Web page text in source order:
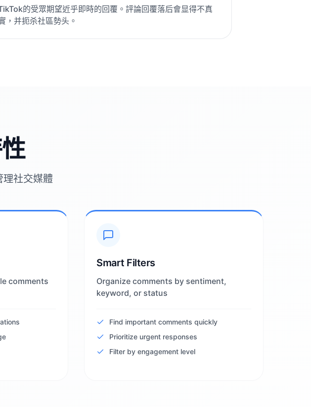
的受眾期望近乎即時的回覆。評論回覆落后會显得不真
，并扼杀社區勢头。
理社交媒體
comments
Smart Filters
Organize comments by sentiment,
keyword, or status
Find important comments quickly
Prioritize urgent responses
Filter by engagement level